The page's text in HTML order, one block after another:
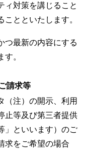
ィ対策を講じること
とといたします。
つ最新の内容にする
す。
請求等
（注）の開示、利用
止等及び第三者提供
」といいます）のご
求をご希望の場合